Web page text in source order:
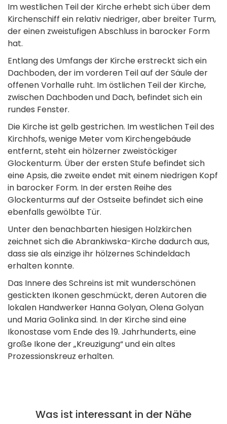
Im westlichen Teil der Kirche erhebt sich über dem
Kirchenschiff ein relativ niedriger, aber breiter Turm,
der einen zweistufigen Abschluss in barocker Form
hat.
Entlang des Umfangs der Kirche erstreckt sich ein
Dachboden, der im vorderen Teil auf der Säule der
offenen Vorhalle ruht. Im östlichen Teil der Kirche,
zwischen Dachboden und Dach, befindet sich ein
rundes Fenster.
Die Kirche ist gelb gestrichen. Im westlichen Teil des
Kirchhofs, wenige Meter vom Kirchengebäude
entfernt, steht ein hölzerner zweistöckiger
Glockenturm. Über der ersten Stufe befindet sich
eine Apsis, die zweite endet mit einem niedrigen Kopf
in barocker Form. In der ersten Reihe des
Glockenturms auf der Ostseite befindet sich eine
ebenfalls gewölbte Tür.
Unter den benachbarten hiesigen Holzkirchen
zeichnet sich die Abrankiwska-Kirche dadurch aus,
dass sie als einzige ihr hölzernes Schindeldach
erhalten konnte.
Das Innere des Schreins ist mit wunderschönen
gestickten Ikonen geschmückt, deren Autoren die
lokalen Handwerker Hanna Golyan, Olena Golyan
und Maria Golinka sind. In der Kirche sind eine
Ikonostase vom Ende des 19. Jahrhunderts, eine
große Ikone der „Kreuzigung“ und ein altes
Prozessionskreuz erhalten.
Was ist interessant in der Nähe